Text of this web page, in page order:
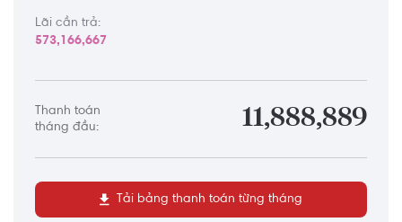
Lãi cần trả:
573,166,667
Thanh toán
tháng đầu:
11,888,889
Tải bảng thanh toán từng tháng